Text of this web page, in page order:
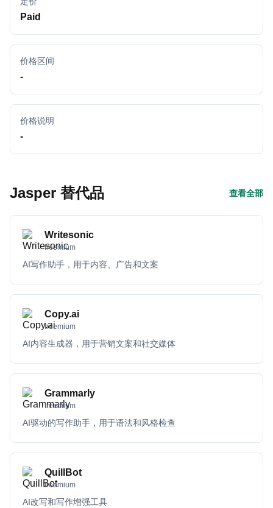
Paid
价格区间
-
价格说明
-
Jasper 替代品 查看全部
Writesonic
freemium
AI写作助手，用于内容、广告和文案
Copy.ai
freemium
AI内容生成器，用于营销文案和社交媒体
Grammarly
freemium
AI驱动的写作助手，用于语法和风格检查
QuillBot
freemium
AI改写和写作增强工具